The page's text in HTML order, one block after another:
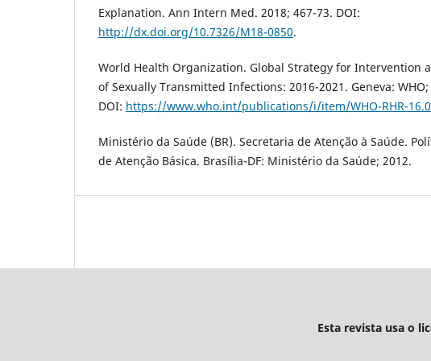
Explanation. Ann Intern Med. 2018; 467-73. DOI:
http://dx.doi.org/10.7326/M18-0850.
World Health Organization. Global Strategy for Intervention
of Sexually Transmitted Infections: 2016-2021. Geneva: WHO;
DOI: https://www.who.int/publications/i/item/WHO-RHR-
Ministério da Saúde (BR). Secretaria de Atenção à Saúde.
de Atenção Básica. Brasília-DF: Ministério da Saúde; 2012.
Esta revista usa o